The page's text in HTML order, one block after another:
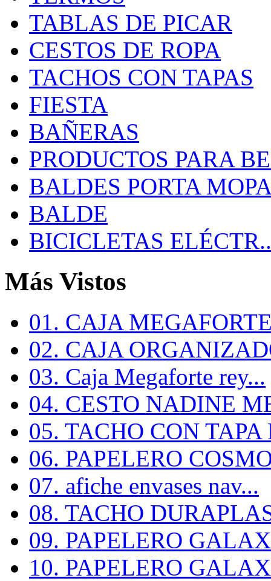
TABLAS DE PICAR
CESTOS DE ROPA
TACHOS CON TAPAS
FIESTA
BAÑERAS
PRODUCTOS PARA
BALDES PORTA
BALDE
BICICLETAS
Más Vistos
01. CAJA
02. CAJA
03. Caja Megaforte rey...
04. CESTO NADINE
05. TACHO CON TAPA
06. PAPELERO
07. afiche envases nav...
08. TACHO
09. PAPELERO
10. PAPELERO